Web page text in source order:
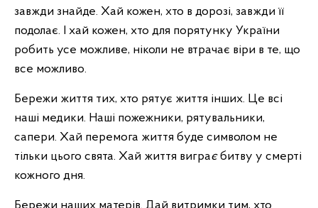
завжди знайде. Хай кожен, хто в дорозі, завжди її
подолає. І хай кожен, хто для порятунку України
робить усе можливе, ніколи не втрачає віри в те, що
все можливо.
Бережи життя тих, хто рятує життя інших. Це всі
наші медики. Наші пожежники, рятувальники,
сапери. Хай перемога життя буде символом не
тільки цього свята. Хай життя виграєбитву у смерті
кожного дня.